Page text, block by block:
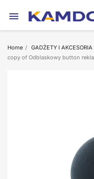

Home GADŻETY I AKCESORIA
copy of Odblaskowy button